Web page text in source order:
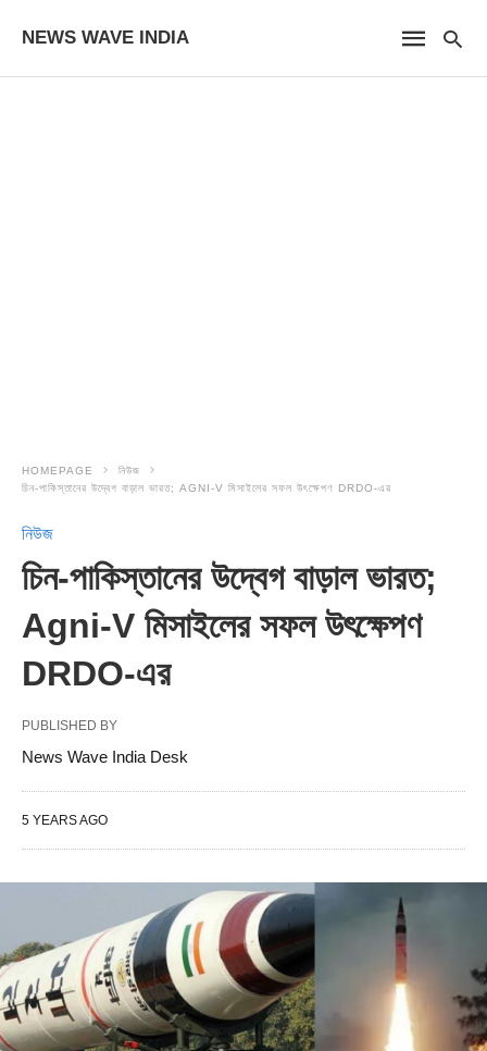
NEWS WAVE INDIA
HOMEPAGE
নিউজ
চিন-পাকিস্তানের উদ্বেগ বাড়াল ভারত; AGNI-V মিসাইলের সফল উৎক্ষেপণ DRDO-এর
নিউজ
চিন-পাকিস্তানের উদ্বেগ বাড়াল ভারত;
Agni-V মিসাইলের সফল উৎক্ষেপণ
DRDO-এর
PUBLISHED BY
News Wave India Desk
5 YEARS AGO